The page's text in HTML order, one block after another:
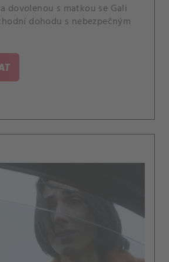
dovolenou s matkou se Gali
dohodu s nebezpečným